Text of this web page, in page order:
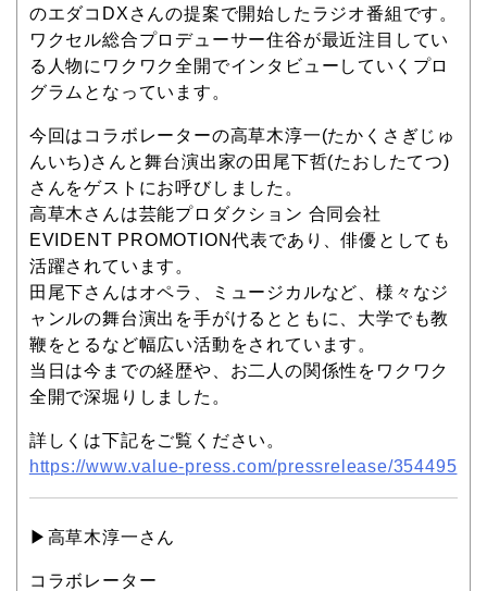
のエダコDXさんの提案で開始したラジオ番組です。
ワクセル総合プロデューサー住谷が最近注目してい
る人物にワクワク全開でインタビューしていくプロ
グラムとなっています。
今回はコラボレーターの高草木淳一(たかくさぎじゅ
んいち)さんと舞台演出家の田尾下哲(たおしたてつ)
さんをゲストにお呼びしました。
高草木さんは芸能プロダクション 合同会社
EVIDENT PROMOTION代表であり、俳優としても
活躍されています。
田尾下さんはオペラ、ミュージカルなど、様々なジ
ャンルの舞台演出を手がけるとともに、大学でも教
鞭をとるなど幅広い活動をされています。
当日は今までの経歴や、お二人の関係性をワクワク
全開で深堀りしました。
詳しくは下記をご覧ください。
https://www.value-press.com/pressrelease/354495
▶︎高草木淳一さん
コラボレーター